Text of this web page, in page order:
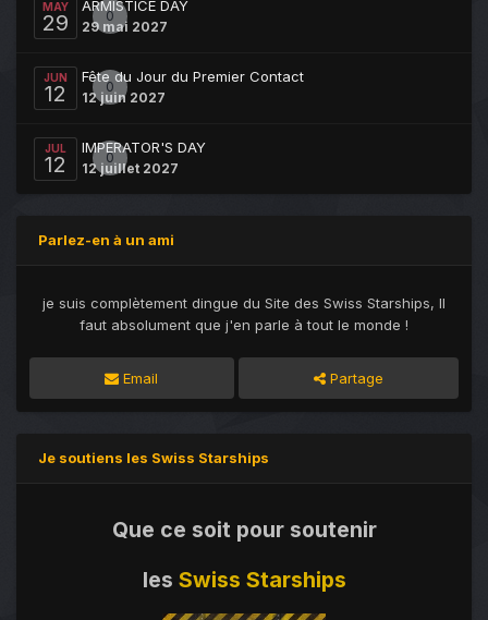
MAY
29 0
ARMISTICE DAY
29 mai 2027
JUN
12 0
Fête du Jour du Premier Contact
12 juin 2027
JUL
12 0
IMPERATOR'S DAY
12 juillet 2027
Parlez-en à un ami
je suis complètement dingue du Site des Swiss Starships, Il
faut absolument que j'en parle à tout le monde !
Email Partage
Je soutiens les Swiss Starships
Que ce soit pour soutenir
les Swiss Starships